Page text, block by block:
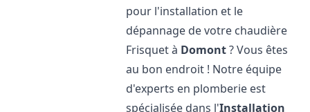
pour l'installation et le
dépannage de votre chaudière
Frisquet à Domont? Vous êtes
au bon endroit ! Notre équipe
d'experts en plomberie est
spécialisée dans l'Installation